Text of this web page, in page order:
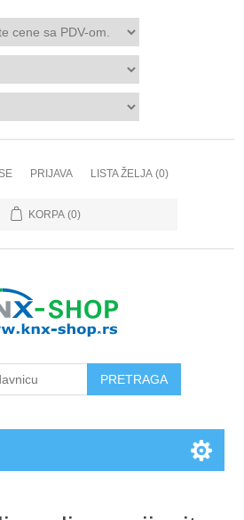
PRIJAVA LISTA ŽELJA (0)
KORPA (0)